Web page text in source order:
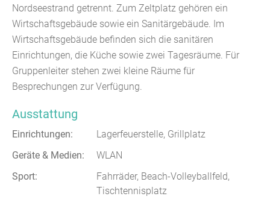
Nordseestrand getrennt. Zum Zeltplatz gehören ein
Wirtschaftsgebäude sowie ein Sanitärgebäude. Im
Wirtschaftsgebäude befinden sich die sanitären
Einrichtungen, die Küche sowie zwei Tagesräume. Für
Gruppenleiter stehen zwei kleine Räume für
Besprechungen zur Verfügung.
Ausstattung
Einrichtungen:
Lagerfeuerstelle, Grillplatz
Geräte & Medien:
WLAN
Sport:
Fahrräder, Beach-Volleyballfeld,
Tischtennisplatz